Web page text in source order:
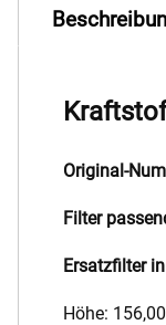
Original-
Filter
Ersatzfilter
Höhe: